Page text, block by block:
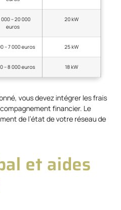
000 – 20 000
euros
20 kW
– 7 000 euros 25 kW
– 8 000 euros 18 kW
vous devez intégrer les frais
financier. Le
de l’état de votre réseau de
et aides